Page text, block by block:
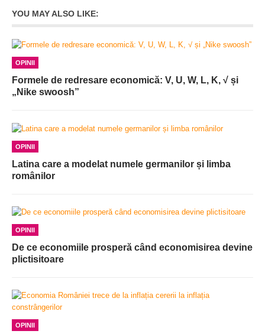
YOU MAY ALSO LIKE:
OPINII
Formele de redresare economică: V, U, W, L, K, √ și
„Nike swoosh”
OPINII
Latina care a modelat numele germanilor și limba
românilor
OPINII
De ce economiile prosperă când economisirea devine
plictisitoare
OPINII